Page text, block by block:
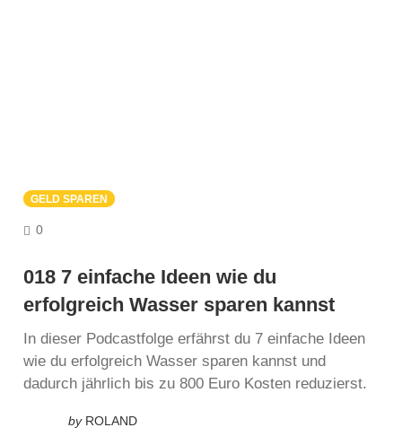
GELD SPAREN
0COMMENTS
018 7 einfache Ideen wie du
erfolgreich Wasser sparen kannst
In dieser Podcastfolge erfährst du 7 einfache Ideen
wie du erfolgreich Wasser sparen kannst und
dadurch jährlich bis zu 800 Euro Kosten reduzierst.
by ROLAND